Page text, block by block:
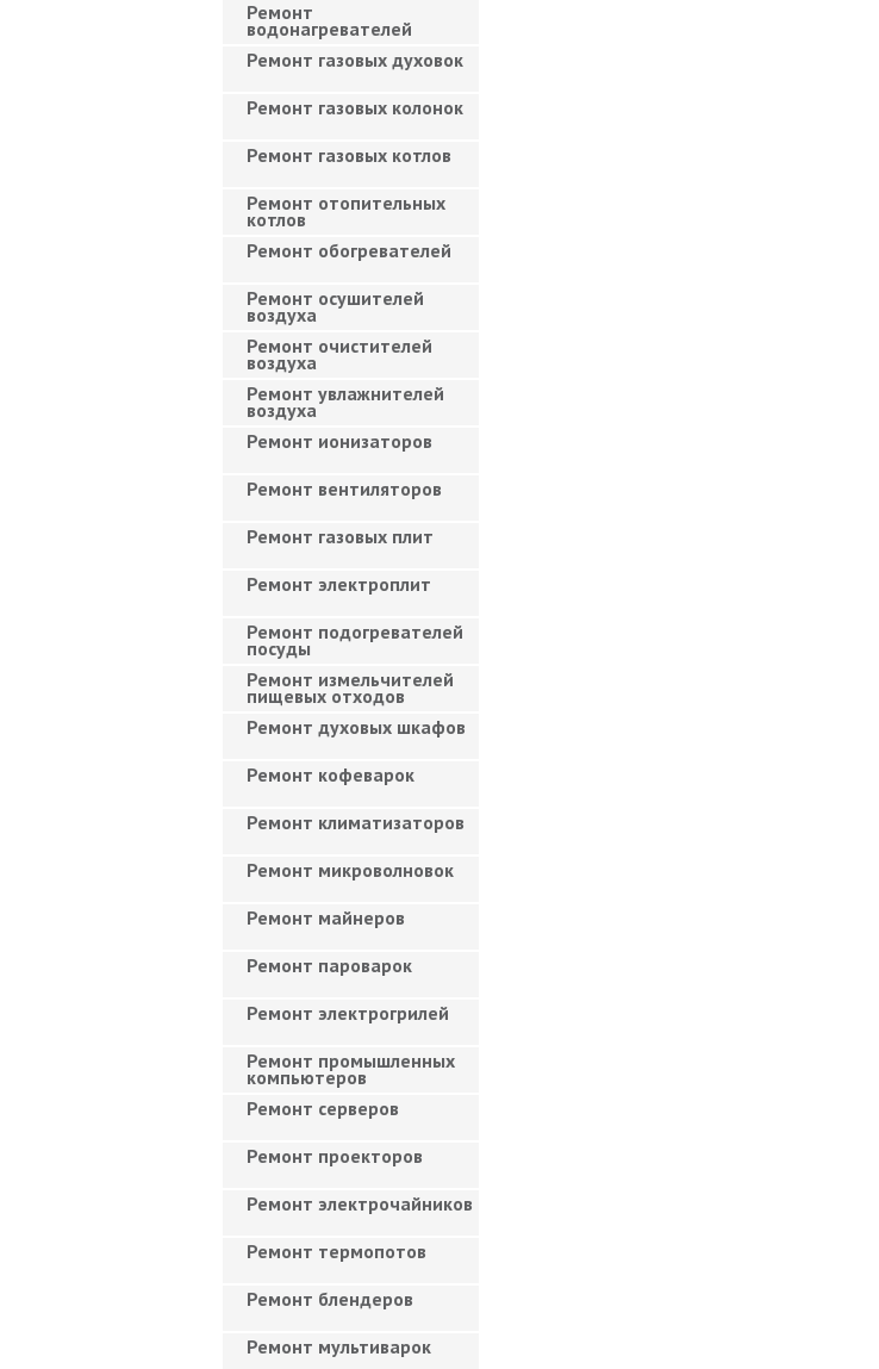
Ремонт
водонагревателей
Ремонт газовых духовок
Ремонт газовых колонок
Ремонт газовых котлов
Ремонт отопительных
котлов
Ремонт обогревателей
Ремонт осушителей
воздуха
Ремонт очистителей
воздуха
Ремонт увлажнителей
воздуха
Ремонт ионизаторов
Ремонт вентиляторов
Ремонт газовых плит
Ремонт электроплит
Ремонт подогревателей
посуды
Ремонт измельчителей
пищевых отходов
Ремонт духовых шкафов
Ремонт кофеварок
Ремонт климатизаторов
Ремонт микроволновок
Ремонт майнеров
Ремонт пароварок
Ремонт электрогрилей
Ремонт промышленных
компьютеров
Ремонт серверов
Ремонт проекторов
Ремонт электрочайников
Ремонт термопотов
Ремонт блендеров
Ремонт мультиварок